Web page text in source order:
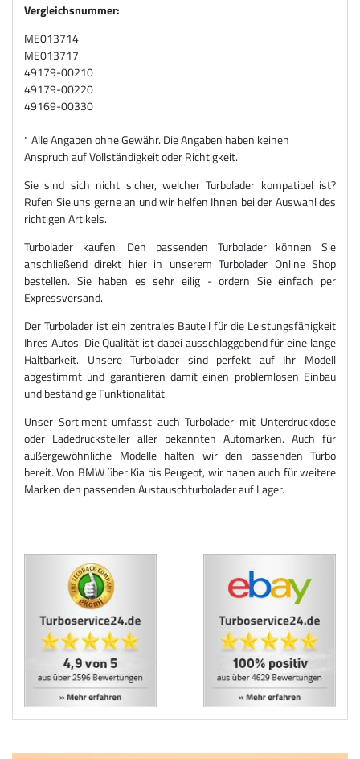
Vergleichsnummer:
ME013714
ME013717
49179-00210
49179-00220
49169-00330
* Alle Angaben ohne Gewähr. Die Angaben haben keinen
Anspruch auf Vollständigkeit oder Richtigkeit.
Sie sind sich nicht sicher, welcher Turbolader kompatibel ist?
Rufen Sie uns gerne an und wir helfen Ihnen bei der Auswahl des
richtigen Artikels.
Turbolader kaufen: Den passenden Turbolader können Sie
anschließend direkt hier in unserem Turbolader Online Shop
bestellen. Sie haben es sehr eilig - ordern Sie einfach per
Expressversand.
Der Turbolader ist ein zentrales Bauteil für die Leistungsfähigkeit
Ihres Autos. Die Qualität ist dabei ausschlaggebend für eine lange
Haltbarkeit. Unsere Turbolader sind perfekt auf Ihr Modell
abgestimmt und garantieren damit einen problemlosen Einbau
und beständige Funktionalität.
Unser Sortiment umfasst auch Turbolader mit Unterdruckdose
oder Ladedrucksteller aller bekannten Automarken. Auch für
außergewöhnliche Modelle halten wir den passenden Turbo
bereit. Von BMW über Kia bis Peugeot, wir haben auch für weitere
Marken den passenden Austauschturbolader auf Lager.